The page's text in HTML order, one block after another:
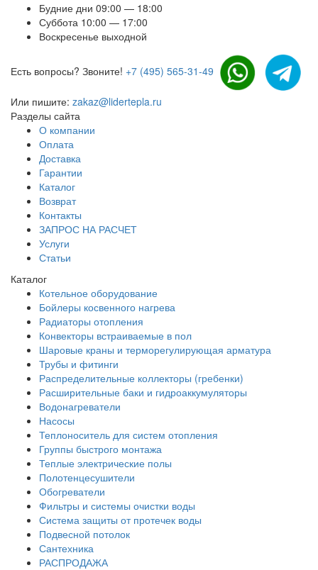
Будние дни 09:00 — 18:00
Суббота 10:00 — 17:00
Воскресенье выходной
Есть вопросы? Звоните! +7 (495) 565-31-49
Или пишите: zakaz@lidertepla.ru
Разделы сайта
О компании
Оплата
Доставка
Гарантии
Каталог
Возврат
Контакты
ЗАПРОС НА РАСЧЕТ
Услуги
Статьи
Каталог
Котельное оборудование
Бойлеры косвенного нагрева
Радиаторы отопления
Конвекторы встраиваемые в пол
Шаровые краны и терморегулирующая арматура
Трубы и фитинги
Распределительные коллекторы (гребенки)
Расширительные баки и гидроаккумуляторы
Водонагреватели
Насосы
Теплоноситель для систем отопления
Группы быстрого монтажа
Теплые электрические полы
Полотенцесушители
Обогреватели
Фильтры и системы очистки воды
Система защиты от протечек воды
Подвесной потолок
Сантехника
РАСПРОДАЖА